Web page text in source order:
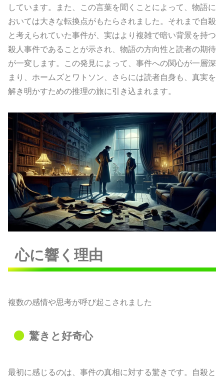
しています。また、この言葉を聞くことによって、物語に
おいては大きな転換点がもたらされました。それまで自殺
と考えられていた事件が、実はより複雑で暗い背景を持つ
殺人事件であることが示され、物語の方向性と読者の期待
が一変します。この発見によって、事件への関心が一層深
まり、ホームズとワトソン、さらには読者自身も、真実を
解き明かすための推理の旅に引き込まれます。
心に響く理由
複数の感情や思考が呼び起こされました
驚きと好奇心
最初に感じるのは、事件の真相に対する驚きです。自殺と